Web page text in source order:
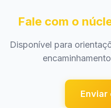
Fale com o
Disponível para
Enviar